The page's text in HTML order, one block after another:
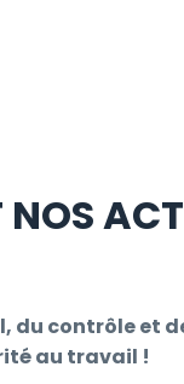
NOS
du contrôle et
au travail !